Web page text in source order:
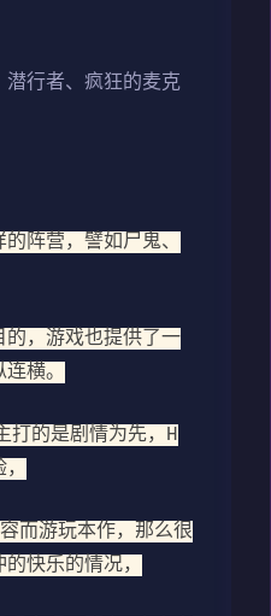
潜行者、疯狂的麦克
阵营，譬如尸鬼、
，游戏也提供了一
横。
打的是剧情为先，H
而游玩本作，那么很
快乐的情况，